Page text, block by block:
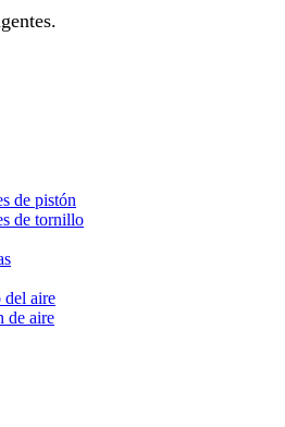
de pistón
de tornillo
del aire
de aire